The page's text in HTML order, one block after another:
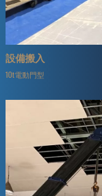
設備搬入
10t電動門型